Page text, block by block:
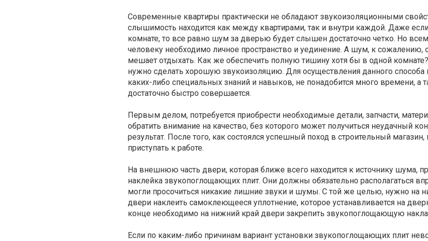
Современные квартиры практически не обладают звукоизоляционными
слышимость находится как между квартирами, так и внутри каждой. Даже
комнате, то все равно шум за дверью будет слышен достаточно четко. Но всем
человеку необходимо личное пространство и уединение. А шум, к сожалению,
мешает отдыхать. Как же обеспечить полную тишину хотя бы в одной
нужно сделать хорошую звукоизоляцию. Для осуществления данного способа
каких-либо специальных знаний и навыков, не понадобится много времени, а
достаточно быстро совершается.
Первым делом, потребуется приобрести необходимые детали, запчасти,
обратить внимание на качество, без которого может получиться неудачный
результат. После того, как состоялся успешный поход в строительный
приступать к работе.
На внешнюю часть двери, которая ближе всего находится к источнику шума,
наклейка звукопоглощающих плит. Они должны обязательно располагаться
могли просочиться никакие лишние звуки и шумы. С той же целью, нужно на
двери наклеить самоклеющееся уплотнение, которое устанавливается на
конце необходимо на нижний край двери закрепить звукопоглощающую
Если по каким-либо причинам вариант установки звукопоглощающих плит